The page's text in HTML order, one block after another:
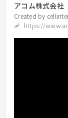
アコム株式会
Created by
https://